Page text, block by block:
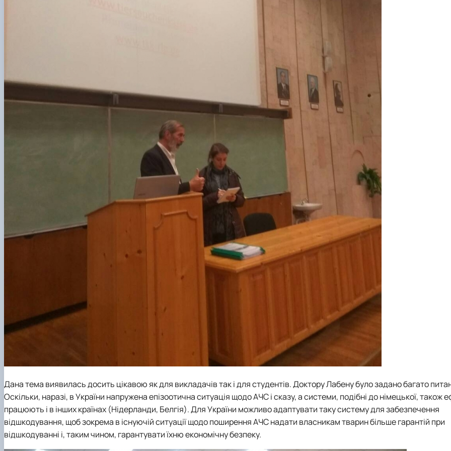
Дана тема виявилась досить цікавою як для викладачів так і для студентів. Доктору Лабену було задано багато
Оскільки, наразі, в України напружена епізоотична ситуація щодо АЧС і сказу, а системи, подібні до німецької, також
працюють і в інших країнах (Нідерланди, Белгія). Для України можливо адаптувати таку систему для забезпечення
відшкодування, щоб зокрема в існуючій ситуації щодо поширення АЧС надати власникам тварин більше гарантій при
відшкодуванні і, таким чином, гарантувати їхню економічну безпеку.